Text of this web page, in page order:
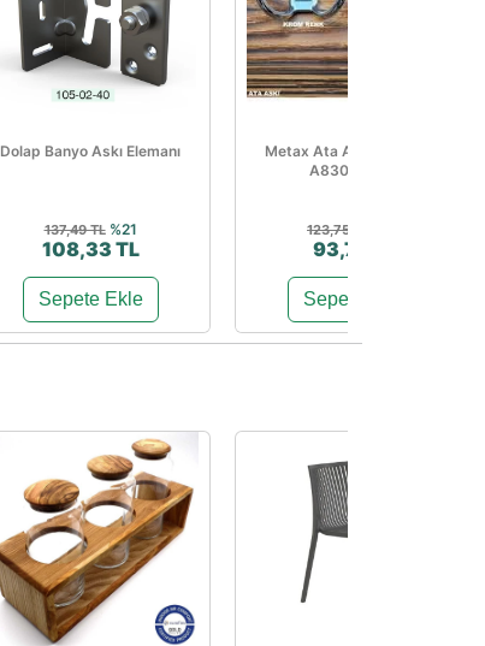
Dolap Banyo Askı Elemanı
137,49 TL %21
108,33 TL
Sepete Ekle
Metax Ata Askı Mat Siyah
A830-05-04
123,75 TL
93,76 TL
Sepete Ekle